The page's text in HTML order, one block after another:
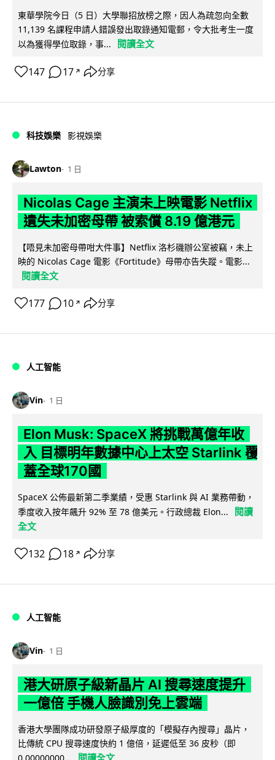
東華學院今日（5 日）大學聯招放榜之際，因人為疏忽向全數
11,139 名課程申請人錯誤發出取錄通知電郵，令大批考生一度
以為獲得學位取錄，事...
閱讀全文
147 17 ↗ 分享
科技娛樂 影視娛樂
Lawton 1 日
Nicolas Cage 主演未上映電影 Netflix
遺失未加密母帶 被索償 8.19 億港元
【唔見未加密母帶咁大件事】Netflix 洛杉磯辦公室被竊，未上
映的 Nicolas Cage 電影《Fortitude》母帶亦告失蹤。電影...
閱讀全文
177 10 ↗ 分享
人工智能
Vin 1 日
Elon Musk: SpaceX 將挑戰萬億年收
入 目標明年數據中心上太空 Starlink 覆
蓋全球170國
SpaceX 公佈最新第二季業績，受惠 Starlink 與 AI 業務帶動，
季度收入按年飆升 92% 至 78 億美元。行政總裁 Elon...
閱讀
全文
132 18 ↗ 分享
人工智能
Vin 1 日
港大研原子級新晶片 AI 搜尋速度提升
一億倍 手機人臉識別免上雲端
香港大學團隊成功研發原子級厚度的「模擬存內搜尋」晶片，
比傳統 CPU 搜尋速度快約 1 億倍，延遲低至 36 皮秒（即
閱讀全文